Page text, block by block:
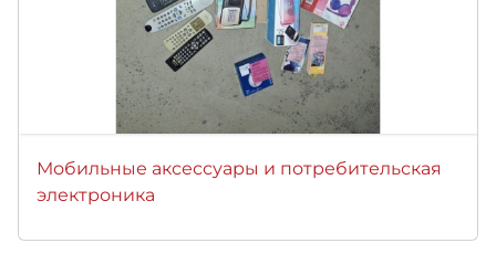
Мобильные аксессуары и потребительская
электроника